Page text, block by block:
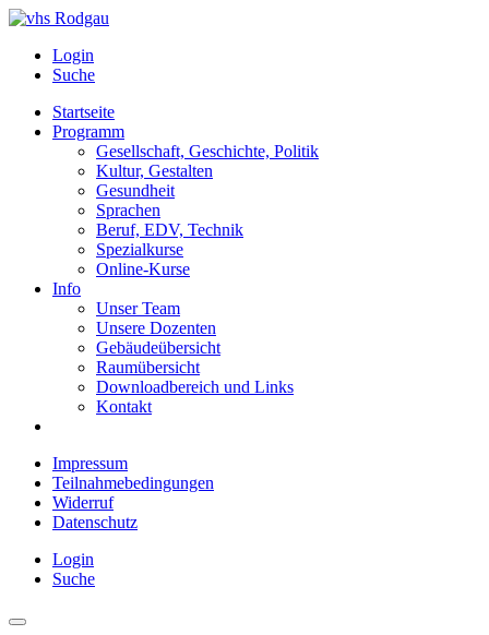
Login
Suche
Startseite
Programm
Gesellschaft, Geschichte, Politik
Kultur, Gestalten
Gesundheit
Sprachen
Beruf, EDV, Technik
Spezialkurse
Online-Kurse
Info
Unser Team
Unsere Dozenten
Gebäudeübersicht
Raumübersicht
Downloadbereich und Links
Kontakt
Impressum
Teilnahmebedingungen
Widerruf
Datenschutz
Login
Suche